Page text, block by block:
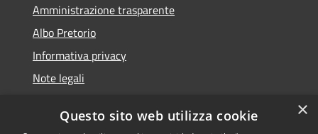
Amministrazione trasparente
Albo Pretorio
Informativa privacy
Note legali
Segnalazioni di inaccessibilità
×
Questo sito web utilizza cookie